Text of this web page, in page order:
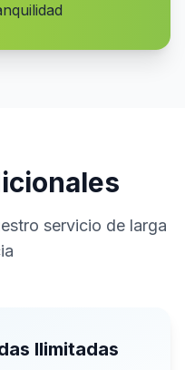
servicio de larga
Ilimitadas